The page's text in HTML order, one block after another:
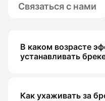
Связаться с нами
В каком возрасте
устанавливать
Как ухаживать за